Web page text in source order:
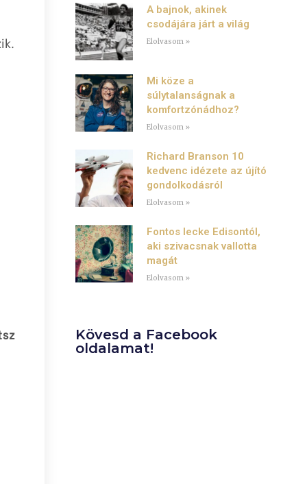
A bajnok, akinek
csodájára járt a világ
Elolvasom »
Mi köze a
súlytalanságnak a
komfortzónádhoz?
Elolvasom »
Richard Branson 10
kedvenc idézete az újító
gondolkodásról
Elolvasom »
Fontos lecke Edisontól,
aki szivacsnak vallotta
magát
Elolvasom »
Kövesd a Facebook
oldalamat!